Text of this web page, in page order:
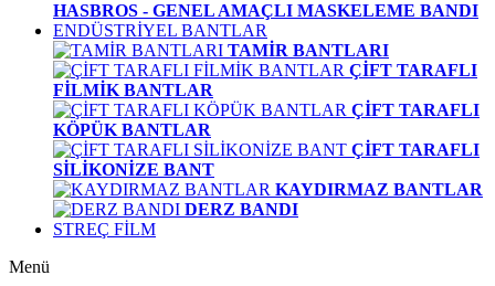
HASBROS - GENEL AMAÇLI MASKELEME BANDI
ENDÜSTRİYEL BANTLAR
TAMİR BANTLARI
ÇİFT TARAFLI
FİLMİK BANTLAR
ÇİFT TARAFLI
KÖPÜK BANTLAR
ÇİFT TARAFLI
SİLİKONİZE BANT
KAYDIRMAZ BANTLAR
DERZ BANDI
STREÇ FİLM
Menü